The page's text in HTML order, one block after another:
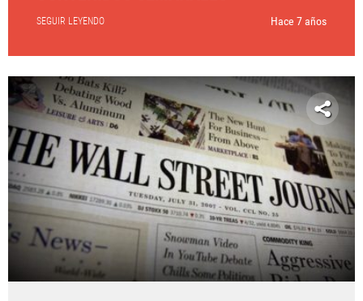
SEGUIR LEYENDO Hace 7 años